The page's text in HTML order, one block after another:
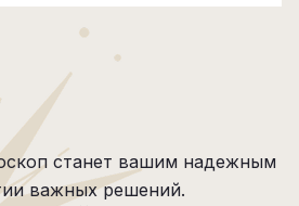
знак зодиакального круга, в
Овен.
станет вашим надежным
важных решений.